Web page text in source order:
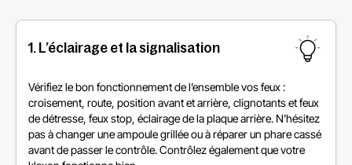
1. L’éclairage et la signalisation
Vérifiez le bon fonctionnement de l’ensemble vos feux :
croisement, route, position avant et arrière, clignotants et feux
de détresse, feux stop, éclairage de la plaque arrière. N’hésitez
pas à changer une ampoule grillée ou à réparer un phare cassé
avant de passer le contrôle. Contrôlez également que votre